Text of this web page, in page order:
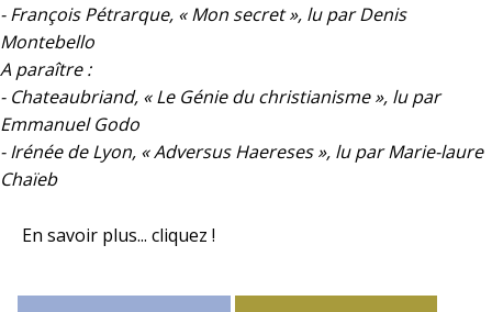
- François Pétrarque, « Mon secret », lu par Denis
Montebello
A paraître :
- Chateaubriand, « Le Génie du christianisme », lu par
Emmanuel Godo
- Irénée de Lyon, « Adversus Haereses », lu par Marie-laure
Chaïeb
En savoir plus... cliquez !